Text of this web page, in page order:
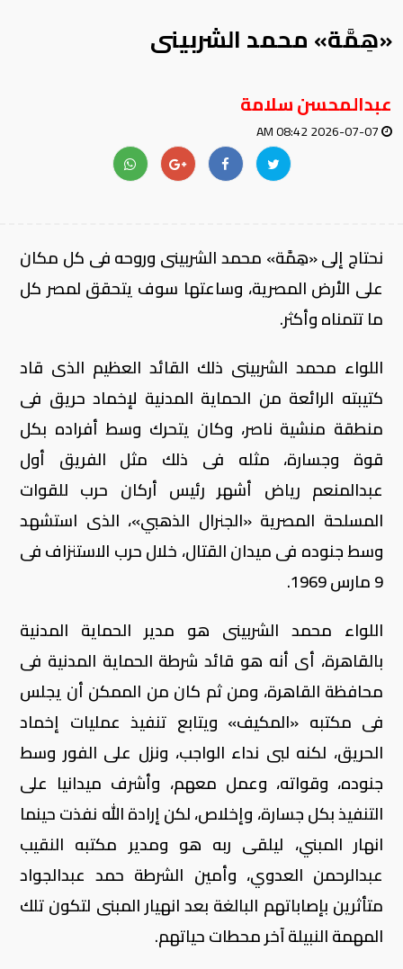
«هِمَّة» محمد الشربينى
عبدالمحسن سلامة
2026-07-07 08:42 AM
نحتاج إلى «هِمَّة» محمد الشربينى وروحه فى كل مكان
على الأرض المصرية، وساعتها سوف يتحقق لمصر كل
ما تتمناه وأكثر.
اللواء محمد الشربينى ذلك القائد العظيم الذى قاد
كتيبته الرائعة من الحماية المدنية لإخماد حريق فى
منطقة منشية ناصر، وكان يتحرك وسط أفراده بكل
قوة وجسارة، مثله فى ذلك مثل الفريق أول
عبدالمنعم رياض أشهر رئيس أركان حرب للقوات
المسلحة المصرية «الجنرال الذهبي»، الذى استشهد
وسط جنوده فى ميدان القتال، خلال حرب الاستنزاف فى
9 مارس 1969.
اللواء محمد الشربينى هو مدير الحماية المدنية
بالقاهرة، أى أنه هو قائد شرطة الحماية المدنية فى
محافظة القاهرة، ومن ثم كان من الممكن أن يجلس
فى مكتبه «المكيف» ويتابع تنفيذ عمليات إخماد
الحريق، لكنه لبى نداء الواجب، ونزل على الفور وسط
جنوده، وقواته، وعمل معهم، وأشرف ميدانيا على
التنفيذ بكل جسارة، وإخلاص، لكن إرادة الله نفذت حينما
انهار المبني، ليلقى ربه هو ومدير مكتبه النقيب
عبدالرحمن العدوي، وأمين الشرطة حمد عبدالجواد
متأثرين بإصاباتهم البالغة بعد انهيار المبنى لتكون تلك
المهمة النبيلة آخر محطات حياتهم.